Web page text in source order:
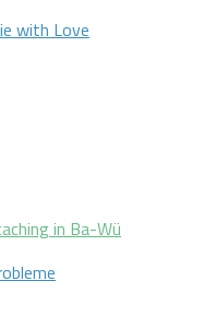
with Love
in Ba-Wü